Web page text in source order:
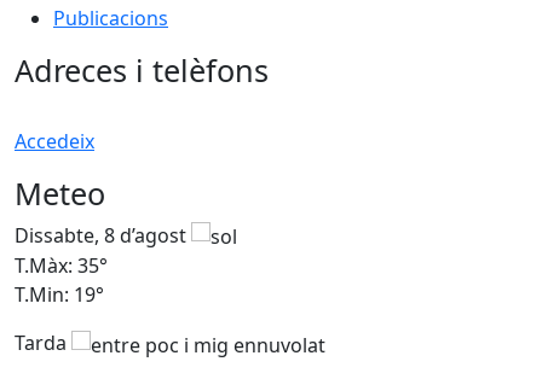
Publicacions
Adreces i telèfons
Accedeix
Meteo
Dissabte, 8 d’agost
T.Màx: 35°
T.Min: 19°
Tarda